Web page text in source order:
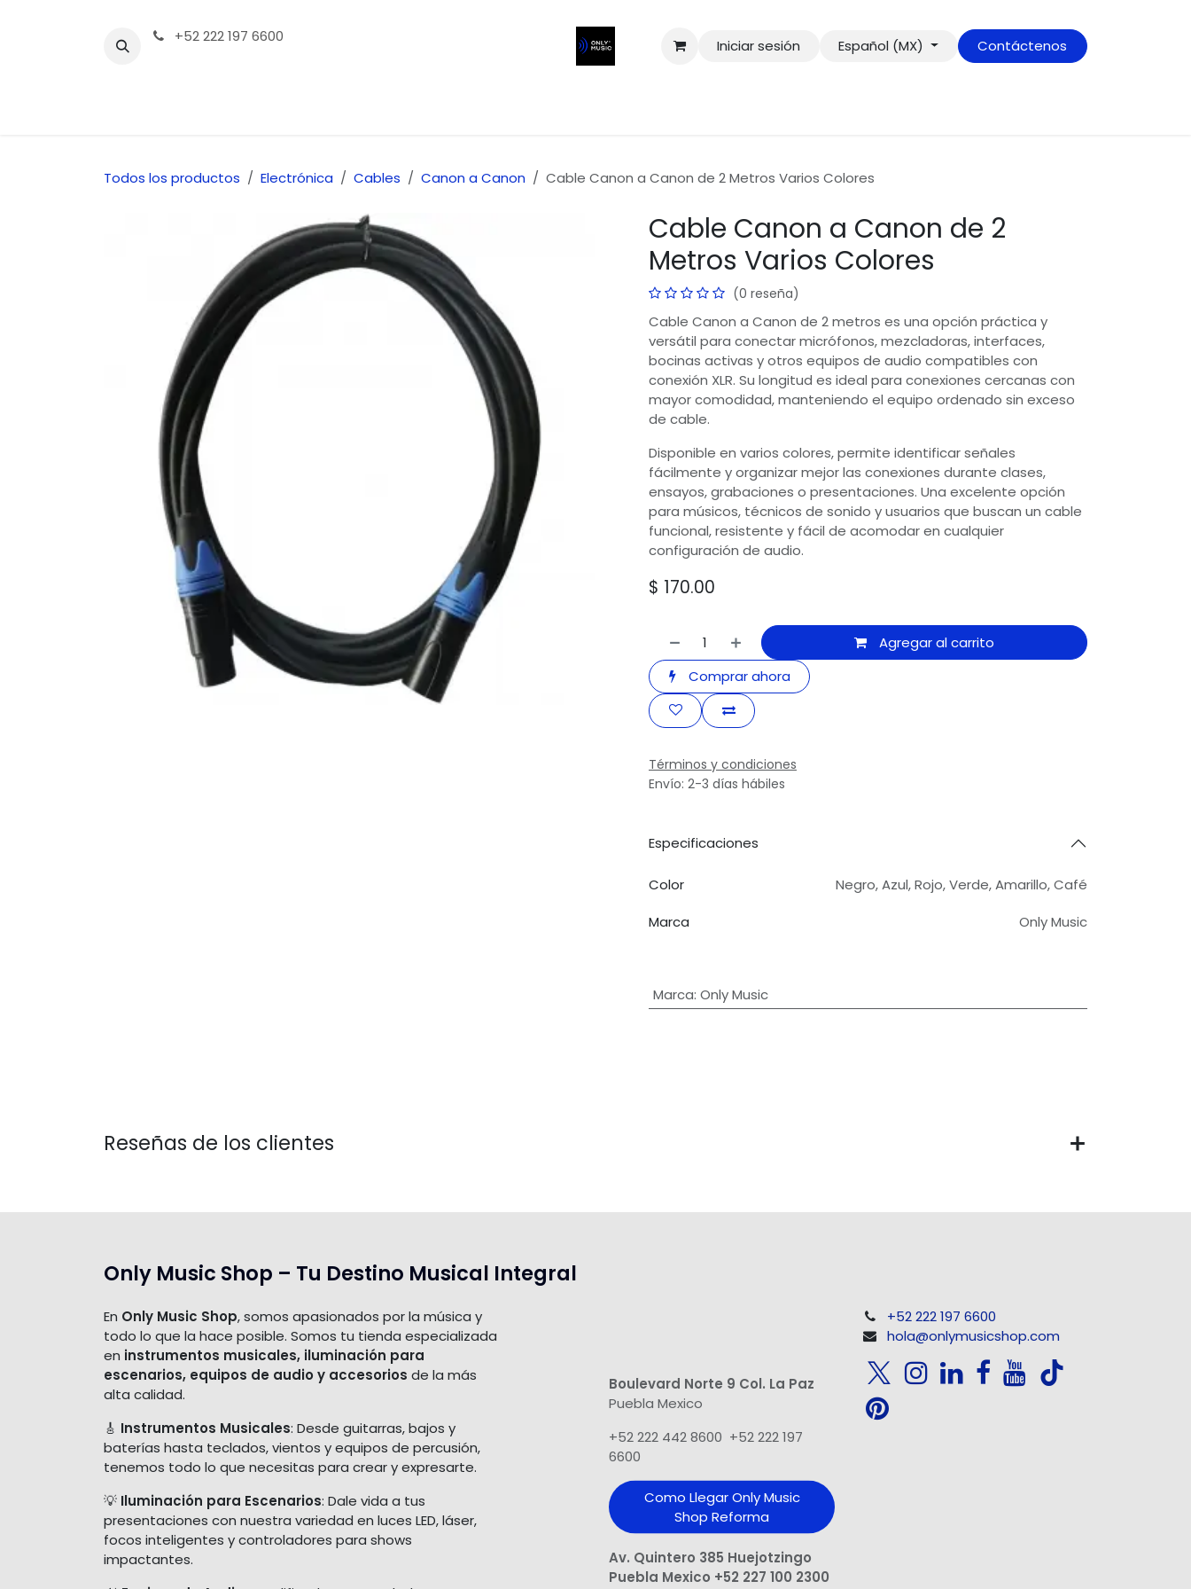
+52 222 197 6600
Iniciar sesión Español (MX) Contáctenos
Todos los productos Electrónica Cables Canon a Canon Cable Canon a Canon de 2 Metros Varios Colores
Cable Canon a Canon de 2
Metros Varios Colores
(0 reseña)
Cable Canon a Canon de 2 metros es una opción práctica y
versátil para conectar micrófonos, mezcladoras, interfaces,
bocinas activas y otros equipos de audio compatibles con
conexión XLR. Su longitud es ideal para conexiones cercanas con
mayor comodidad, manteniendo el equipo ordenado sin exceso
de cable.
Disponible en varios colores, permite identificar señales
fácilmente y organizar mejor las conexiones durante clases,
ensayos, grabaciones o presentaciones. Una excelente opción
para músicos, técnicos de sonido y usuarios que buscan un cable
funcional, resistente y fácil de acomodar en cualquier
configuración de audio.
$ 170.00
Agregar al carrito
Comprar ahora
Términos y condiciones
Envío: 2-3 días hábiles
Especificaciones
Color Negro,Azul,Rojo,Verde,Amarillo,Café
Marca
Only Music
Marca: Only Music
Reseñas de los clientes
Only Music Shop – Tu Destino Musical Integral
En Only Music Shop, somos apasionados por la música y
todo lo que la hace posible. Somos tu tienda especializada
en instrumentos musicales, iluminación para
escenarios, equipos de audio y accesorios de la más
alta calidad.
🎸 Instrumentos Musicales: Desde guitarras, bajos y
baterías hasta teclados, vientos y equipos de percusión,
tenemos todo lo que necesitas para crear y expresarte.
💡 Iluminación para Escenarios: Dale vida a tus
presentaciones con nuestra variedad en luces LED, láser,
focos inteligentes y controladores para shows
impactantes.
Boulevard Norte 9 Col. La Paz
Puebla Mexico
+52 222 442 8600 +52 222 197
6600
Como Llegar Only Music
Shop​ Reforma
Av. Quintero 385 Huejotzingo
Puebla Mexico +52 227 100 2300
+52 222 197 6600
hola@onlymusicshop.com